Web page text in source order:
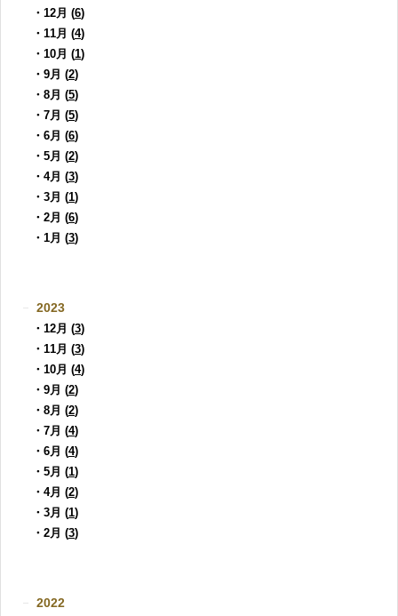
・12月 (6)
・11月 (4)
・10月 (1)
・9月 (2)
・8月 (5)
・7月 (5)
・6月 (6)
・5月 (2)
・4月 (3)
・3月 (1)
・2月 (6)
・1月 (3)
2023
・12月 (3)
・11月 (3)
・10月 (4)
・9月 (2)
・8月 (2)
・7月 (4)
・6月 (4)
・5月 (1)
・4月 (2)
・3月 (1)
・2月 (3)
2022